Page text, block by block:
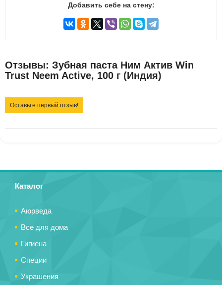
Добавить себе на стену:
Отзывы: Зубная паста Ним Актив Win
Trust Neem Active, 100 г (Индия)
Оставьте первый отзыв!
Каталог
Аюрведа
Все для дома
Гигиена
Специи
Украшения